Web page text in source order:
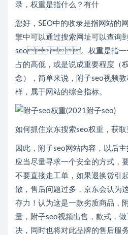
录，权重是指什么？有什
您好，SEO中的收录是指网站的
擎中可以通过搜索网址可以查询到
seo。权重是指一个
占的高低，或是说成重要程度
念），简单来说，附子seo
样，属于网站的综合指标。
如何抓住京东搜索seo权重，
因此，附子seo网站内容，以后
应当尽量寻求一个安全的方式，要
不要直接走工单，如果退换货引
散，售后问题过多，京东
存力！认为这是一款劣质商品
量，附子seo视频出售，款式
决，同时也将对此品牌的售后服务